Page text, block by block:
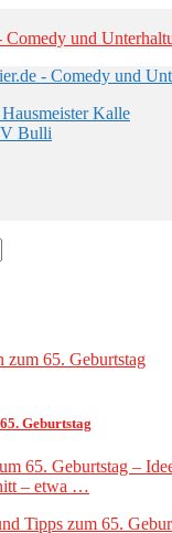
Kalle
Bulli
Geburtstag
65. Geburtstag –
– etwa …